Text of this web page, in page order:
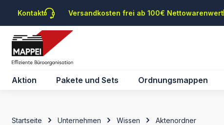
Hauptinhalt springen
Zur Suche springen
Zur Hauptnavigation springen
Kontakt Versandkosten frei ab 100€ Nettowarenwert
Aktion Pakete und Sets Ordnungsmappen
Startseite Unternehmen Wissen Aktenordner